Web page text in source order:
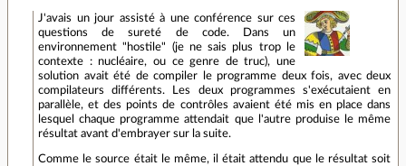
J'avais un jour assisté à une conférence sur ces
questions de sureté de code. Dans un
environnement "hostile" (je ne sais plus trop le
contexte : nucléaire, ou ce genre de truc), une
solution avait été de compiler le programme deux fois, avec deux
compilateurs différents. Les deux programmes s'exécutaient en
parallèle, et des points de contrôles avaient été mis en place dans
lesquel chaque programme attendait que l'autre produise le même
résultat avant d'embrayer sur la suite.
Comme le source était le même, il était attendu que le résultat soit